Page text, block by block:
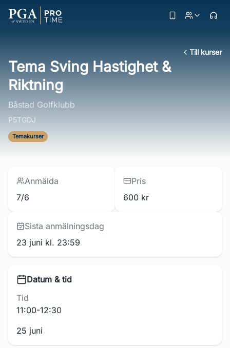
Till kurser
Tema Sving Hastighet &
Riktning
Båstad Golfklubb
P5TGDJ
Temakurser
Anmälda
7/6
Pris
600 kr
Sista anmälningsdag
23 juni kl. 23:59
Datum & tid
Tid
11:00-12:30
25 juni